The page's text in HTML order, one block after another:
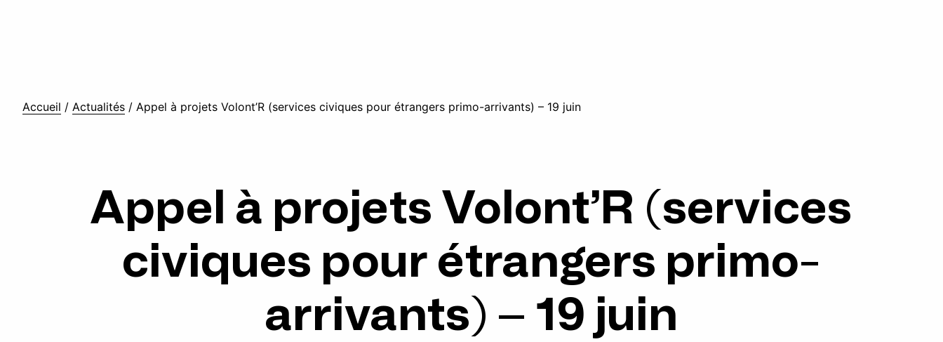
Accueil / Actualités / Appel à projets Volont’R (services civiques pour étrangers primo-arrivants) – 19 juin
Appel à projets Volont’R (services
civiques pour étrangers primo-
arrivants) – 19 juin